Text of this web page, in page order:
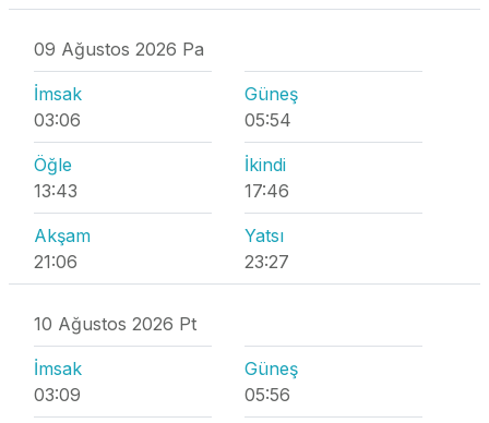
09 Ağustos 2026 Pa
İmsak
03:06
Güneş
05:54
Öğle
13:43
İkindi
17:46
Akşam
21:06
Yatsı
23:27
10 Ağustos 2026 Pt
İmsak
03:09
Güneş
05:56